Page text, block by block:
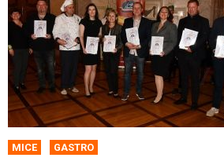
MICE GASTRO